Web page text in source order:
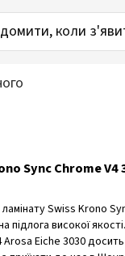
коли
Sync Chrome V4
Swiss Krono
підлога високої
Arosa Eiche 3030